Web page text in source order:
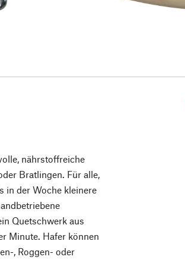
nährstoffreiche
Bratlingen. Für alle,
in der Woche kleinere
Quetschwerk aus
Minute. Hafer können
, Roggen- oder